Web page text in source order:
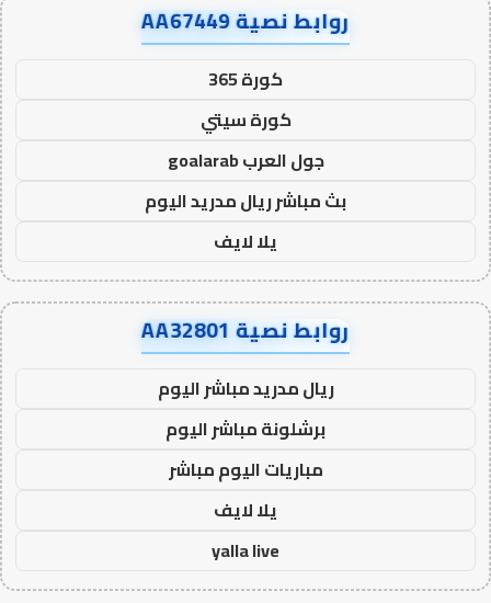
روابط نصية AA67449
كورة 365
كورة سيتي
جول العرب goalarab
بث مباشر ريال مدريد اليوم
يلا لايف
روابط نصية AA32801
ريال مدريد مباشر اليوم
برشلونة مباشر اليوم
مباريات اليوم مباشر
يلا لايف
yalla live